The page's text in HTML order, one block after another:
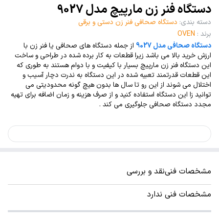
دستگاه فنر زن مارپیچ مدل 9027
دسته بندی: دستگاه صحافی فنر زن دستی و برقی
برند :
OVEN
دستگاه صحافی مدل 9027
از جمله دستگاه های صحافی یا فنر زن با
ارزش خرید بالا می باشد زیرا قطعات به کار برده شده در طراحی و ساخت
این دستگاه فنر زن مارپیچ بسیار با کیفیت و با دوام هستند به طوری که
این قطعات قدرتمند تعبیه شده در این دستگاه به ندرت دچار آسیب و
اختلال می شوند از این رو تا سال ها بدون هیچ گونه محدودیتی می
توانید زا این دستگاه استفاده کنید و از صرف هزینه و زمان اضافه برای تهیه
مجدد دستگاه صحافی جلوگیری می کند .
مشخصات فنینقد و بررسی
مشخصات فنی ندارد